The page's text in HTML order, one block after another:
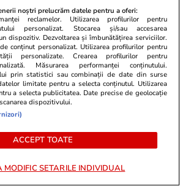
09:31
Marele Premiu de Formula 1
la TV în România. La ce oră
de la Hungaroring
09:30
și Ilfov, discriminați de
RCA, acuză service-urile
noștri prelucrăm datele pentru a oferi:
reclamelor. Utilizarea profilurilor pentru
personalizat. Stocarea și/sau accesarea
dispozitiv. Dezvoltarea și îmbunătățirea serviciilor.
conținut personalizat. Utilizarea profilurilor pentru
personalizate. Crearea profilurilor pentru
Măsurarea performanței conținutului.
prin statistici sau combinații de date din surse
limitate pentru a selecta conținutul. Utilizarea
a selecta publicitatea. Date precise de geolocație
dispozitivului.
ACCEPT TOATE
MODIFIC SETARILE INDIVIDUAL